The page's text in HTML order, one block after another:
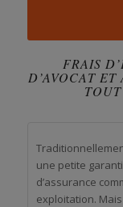
FRAIS
D’AVOCAT
une petite
d’assurance
exploitation.